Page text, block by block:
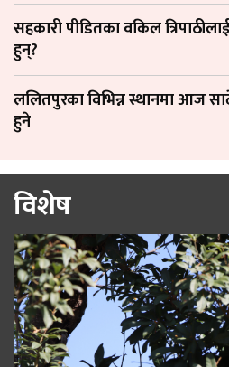
सहकारी पीडितका वकिल
हुन्?
ललितपुरका विभिन्न स्थानमा आज
हुने
विशेष